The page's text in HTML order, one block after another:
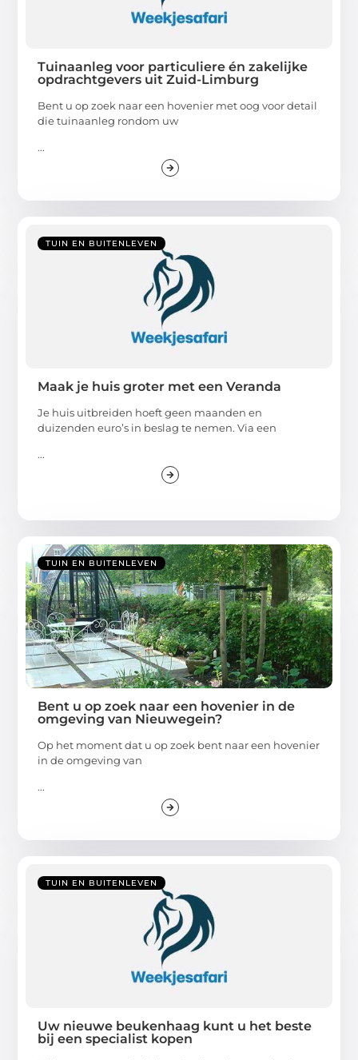
Tuinaanleg voor particuliere én zakelijke
opdrachtgevers uit Zuid-Limburg
Bent u op zoek naar een hovenier met oog voor detail
die tuinaanleg rondom uw
...
TUIN EN BUITENLEVEN
Maak je huis groter met een Veranda
Je huis uitbreiden hoeft geen maanden en
duizenden euro’s in beslag te nemen. Via een
...
TUIN EN BUITENLEVEN
Bent u op zoek naar een hovenier in de
omgeving van Nieuwegein?
Op het moment dat u op zoek bent naar een hovenier
in de omgeving van
...
TUIN EN BUITENLEVEN
Uw nieuwe beukenhaag kunt u het beste
bij een specialist kopen